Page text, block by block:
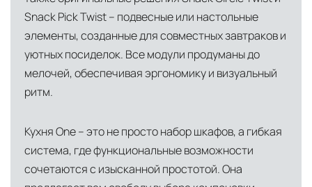
Кипр— распределительная база для
Средиземноморского региона
Лондон, Великобритания—
логистический хаб для европейского рынка
североамериканского сегмента
Другие страны Европы— расширенная
сеть партнёрских складов
Snack Pick Twist – подвесные или настольные
элементы, созданные для совместных завтраков и
уютных посиделок. Все модули продуманы до
мелочей, обеспечивая эргономику и визуальный
ритм.
Кухня One – это не просто набор шкафов, а гибкая
система, где функциональные возможности
сочетаются с изысканной простотой. Она